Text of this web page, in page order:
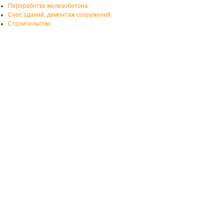
Переработка железобетона
Снос зданий, демонтаж сооружений
Строительство